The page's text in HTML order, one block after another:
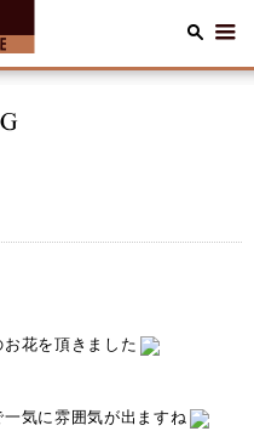
花を頂きました
気に雰囲気が出ますね